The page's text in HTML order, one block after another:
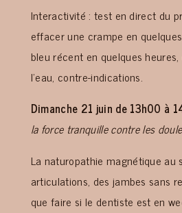
Interactivité : test en direct du
effacer une crampe en
bleu récent en quelques
l’eau, contre-indications.
Dimanche 21 juin de 13h00 à
la force tranquille contre les
La naturopathie magnétique au
articulations, des jambes sans
que faire si le dentiste est en